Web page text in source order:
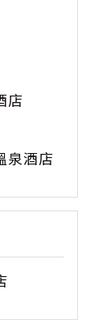
店
泉酒店